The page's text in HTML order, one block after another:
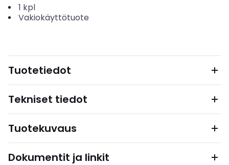
1 kpl
Vakiokäyttötuote
Tuotetiedot
Tekniset tiedot
Tuotekuvaus
Dokumentit ja linkit